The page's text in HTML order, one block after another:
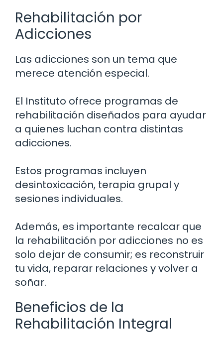
Rehabilitación por
Adicciones
Las adicciones son un tema que
merece atención especial.
El Instituto ofrece programas de
rehabilitación diseñados para ayudar
a quienes luchan contra distintas
adicciones.
Estos programas incluyen
desintoxicación, terapia grupal y
sesiones individuales.
Además, es importante recalcar que
la rehabilitación por adicciones no es
solo dejar de consumir; es reconstruir
tu vida, reparar relaciones y volver a
soñar.
Beneficios de la
Rehabilitación Integral